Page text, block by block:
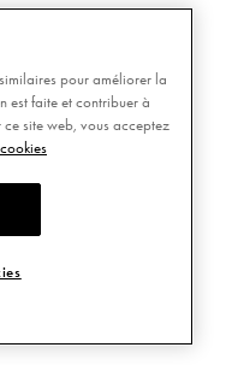
pour améliorer la
est faite et contribuer à
ce site web, vous acceptez